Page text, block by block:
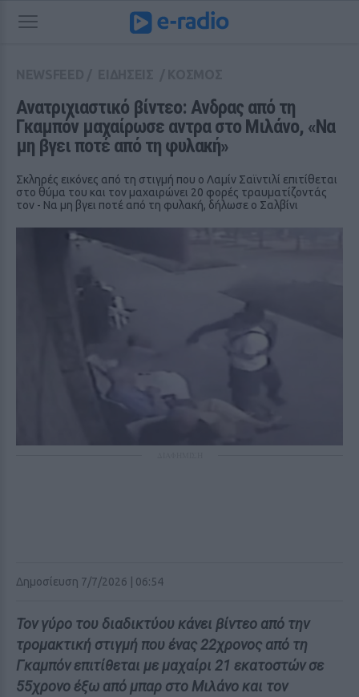
Ανατριχιαστικό βίντεο: Ανδρας από τη
Γκαμπόν μαχαίρωσε αντρα στο Μιλάνο, «Να
μη βγει ποτέ από τη φυλακή»
Σκληρές εικόνες από τη στιγμή που ο Λαμίν Σαϊντιλί επιτίθεται
στο θύμα του και τον μαχαιρώνει 20 φορές τραυματίζοντάς
τον - Να μη βγει ποτέ από τη φυλακή, δήλωσε ο Σαλβίνι
Δημοσίευση 7/7/2026 | 06:54
Τον γύρο του διαδικτύου κάνει βίντεο από την
τρομακτική στιγμή που ένας 22χρονος από τη
Γκαμπόν επιτίθεται με μαχαίρι 21 εκατοστών σε
55χρονο έξω από μπαρ στο Μιλάνο και τον